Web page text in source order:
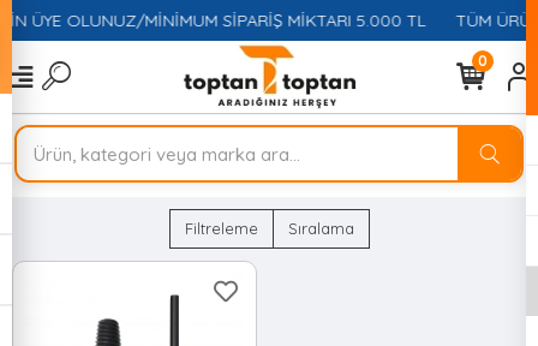
ÜYE OLUNUZ/MİNİMUM SİPARİŞ MİKTARI 5.000 TL TÜM
0
Filtreleme Sıralama